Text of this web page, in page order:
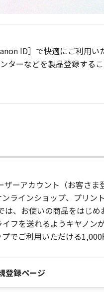
ID］で快適にご利用い
ーなどを製品登録する
ーアカウント（お客さ
ラインショップ、プリ
、お使いの商品をはじ
フを送れるようキヤノン
ご利用いただける1,000
登録ページ